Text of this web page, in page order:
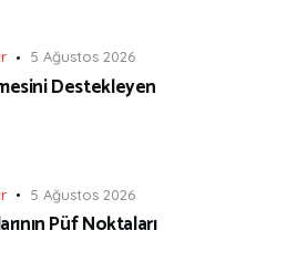
5 Ağustos 2026
Destekleyen
5 Ağustos 2026
Püf Noktaları